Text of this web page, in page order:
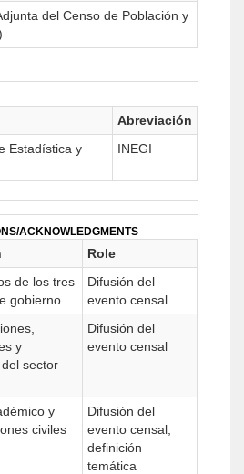
del Censo de Población y
Abreviación
Estadística y
INEGI
ACKNOWLEDGMENTS
Role
de los tres
gobierno
Difusión del
evento censal
y
sector
Difusión del
evento censal
y
civiles
Difusión del
evento censal,
definición
temática